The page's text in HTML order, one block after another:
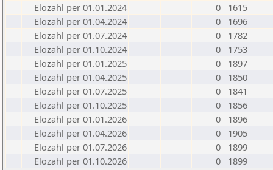
Elozahl per 01.01.2024
0
1615
Elozahl per 01.04.2024
0
1696
Elozahl per 01.07.2024
0
1782
Elozahl per 01.10.2024
0
1753
Elozahl per 01.01.2025
0
1897
Elozahl per 01.04.2025
0
1850
Elozahl per 01.07.2025
0
1841
Elozahl per 01.10.2025
0
1856
Elozahl per 01.01.2026
0
1896
Elozahl per 01.04.2026
0
1905
Elozahl per 01.07.2026
0
1899
Elozahl per 01.10.2026
0 1899